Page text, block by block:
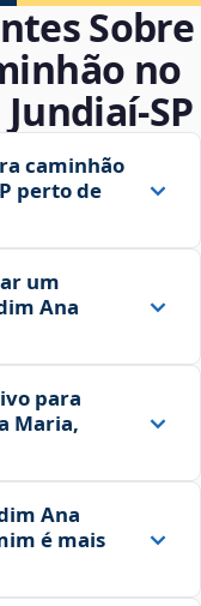
Sobre
no
caminhão
perto de
um
Ana
para
Maria,
Ana
é mais